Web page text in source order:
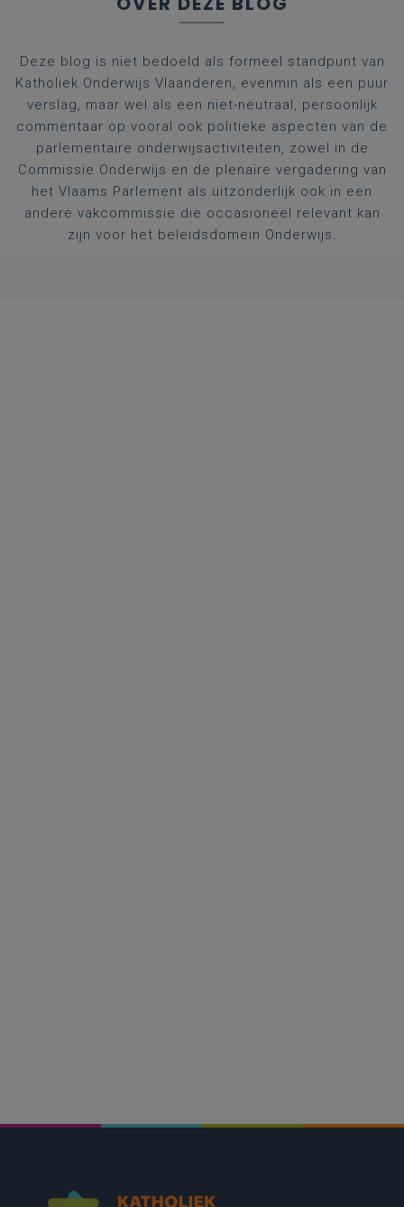
Deze blog is niet bedoeld als formeel standpunt van
Katholiek Onderwijs Vlaanderen, evenmin als een puur
verslag, maar wel als een niet-neutraal, persoonlijk
commentaar op vooral ook politieke aspecten van de
parlementaire onderwijsactiviteiten, zowel in de
Commissie Onderwijs en de plenaire vergadering van
het Vlaams Parlement als uitzonderlijk ook in een
andere vakcommissie die occasioneel relevant kan
zijn voor het beleidsdomein Onderwijs.